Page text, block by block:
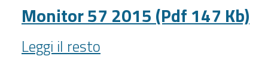
(Pdf
144
Kb)
-
Monitor 57 2015 (Pdf 147 Kb)
Monitor
57
Leggi il resto